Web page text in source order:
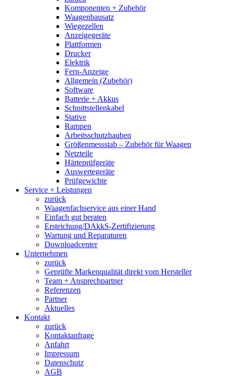
Komponenten + Zubehör
Waagenbausatz
Wiegezellen
Anzeigegeräte
Plattformen
Drucker
Elektrik
Fern-Anzeige
Allgemein (Zubehör)
Software
Batterie + Akkus
Schnittstellenkabel
Stative
Rampen
Arbeitsschutzhauben
Größenmessstab – Zubehör für Waagen
Netzteile
Härteprüfgeräte
Auswertegeräte
Prüfgewichte
Service + Leistungen
zurück
Waagenfachservice aus einer Hand
Einfach gut beraten
Ersteichung/DAkkS-Zertifizierung
Wartung und Reparaturen
Downloadcenter
Unternehmen
zurück
Geprüfte Markenqualität direkt vom Hersteller
Team + Ansprechpartner
Referenzen
Partner
Aktuelles
Kontakt
zurück
Kontaktanfrage
Anfahrt
Impressum
Datenschutz
AGB